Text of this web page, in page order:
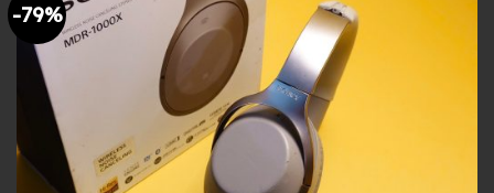
-79%